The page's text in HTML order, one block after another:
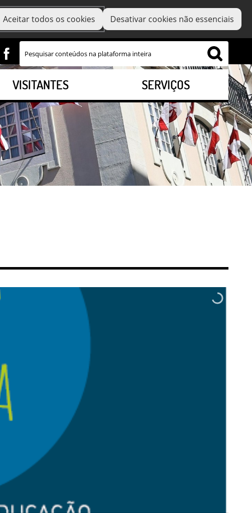
Aceitar todos os cookies Desativar cookies não essenciais
VISITANTES SERVIÇOS